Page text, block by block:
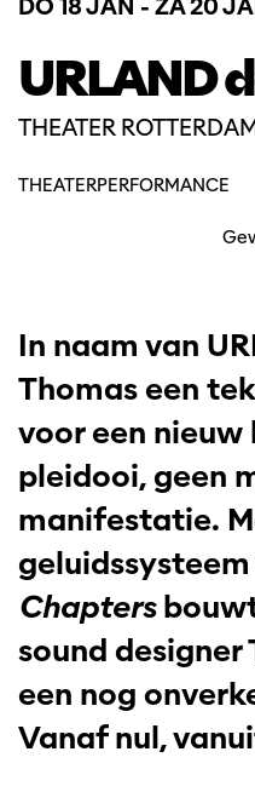
URLAND
THEATER
DO 18 JAN - ZA 20
THEATERPERFORMANCE
In naam van
Thomas een
voor een nieuw
pleidooi, geen
manifestatie.
geluidssysteem
Chapters
sound designer
een nog
Vanaf nul,